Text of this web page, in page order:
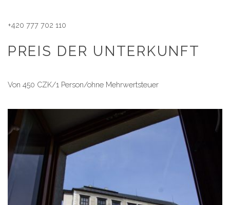
+420 777 702 110
PREIS DER UNTERKUNFT
Von 450 CZK/1 Person/ohne Mehrwertsteuer